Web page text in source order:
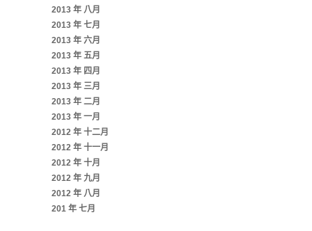
2013 年 八月
2013 年 七月
2013 年 六月
2013 年 五月
2013 年 四月
2013 年 三月
2013 年 二月
2013 年 一月
2012 年 十二月
2012 年 十一月
2012 年 十月
2012 年 九月
2012 年 八月
201 年 七月